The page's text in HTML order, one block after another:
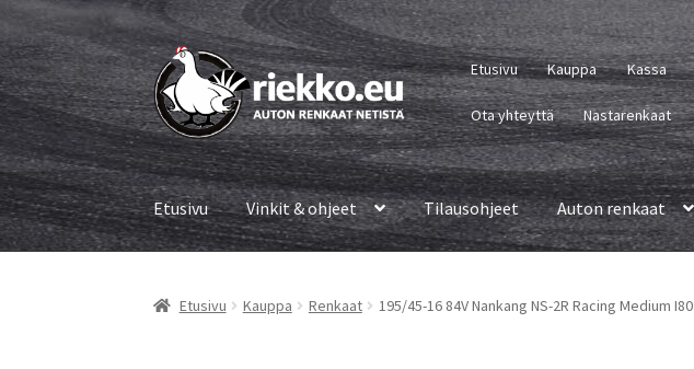
Siirry
navigointiin
Siirry
sisältöön
Etusivu Kauppa Kassa
Ota yhteyttä Nastarenkaat
Etusivu Vinkit & ohjeet Tilausohjeet Auton renkaat
Etusivu Kauppa Renkaat 195/45-16 84V Nankang NS-2R Racing Medium I80